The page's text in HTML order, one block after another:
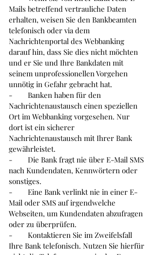
Mails betreffend vertrauliche Daten
erhalten, weisen Sie den Bankbeamten
telefonisch oder via dem
Nachrichtenportal des Webbanking
darauf hin, dass Sie dies nicht möchten
und er Sie und Ihre Bankdaten mit
seinem unprofessionellen Vorgehen
unnötig in Gefahr gebracht hat.
- Banken haben für den
Nachrichtenaustausch einen speziellen
Ort im Webbanking vorgesehen. Nur
dort ist ein sicherer
Nachrichtenaustausch mit Ihrer Bank
gewährleistet.
- Die Bank fragt nie über E-Mail SMS
nach Kundendaten, Kennwörtern oder
sonstiges.
- Eine Bank verlinkt nie in einer E-
Mail oder SMS auf irgendwelche
Webseiten, um Kundendaten abzufragen
oder zu überprüfen.
- Kontaktieren Sie im Zweifelsfall
Ihre Bank telefonisch. Nutzen Sie hierfür